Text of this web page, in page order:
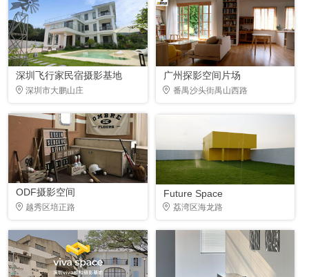
深圳飞行家民宿摄影基地
深圳市大鹏山庄
广州探影空间片场
番禺沙头街禺山西路
ODF摄影空间
越秀区培正路
Future Space
荔湾区海龙路